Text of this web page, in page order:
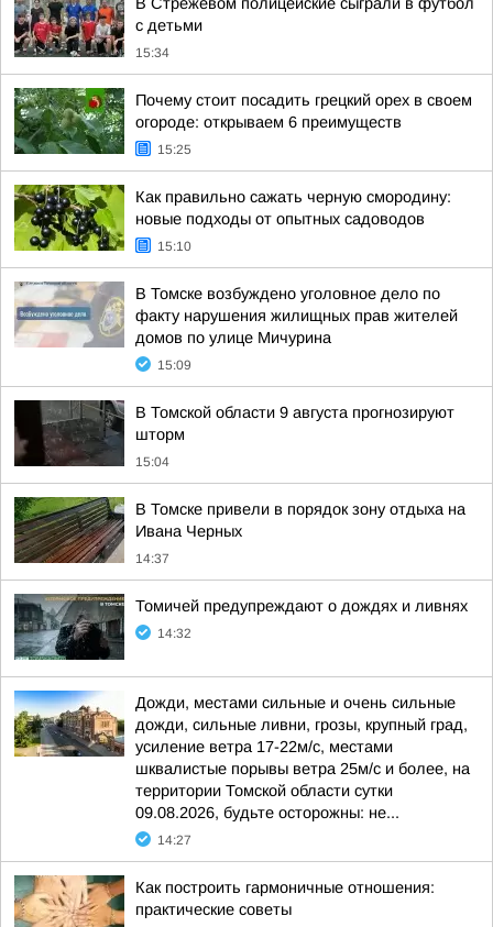
с детьми
15:34
Почему стоит посадить грецкий орех в своем
огороде: открываем 6 преимуществ
15:25
Как правильно сажать черную смородину:
новые подходы от опытных садоводов
15:10
В Томске возбуждено уголовное дело по
факту нарушения жилищных прав жителей
домов по улице Мичурина
15:09
В Томской области 9 августа прогнозируют
шторм
15:04
В Томске привели в порядок зону отдыха на
Ивана Черных
14:37
Томичей предупреждают о дождях и ливнях
14:32
Дожди, местами сильные и очень сильные
дожди, сильные ливни, грозы, крупный град,
усиление ветра 17-22м/с, местами
шквалистые порывы ветра 25м/с и более, на
территории Томской области сутки
09.08.2026, будьте осторожны: не...
14:27
Как построить гармоничные отношения:
практические советы